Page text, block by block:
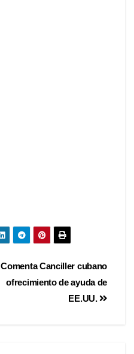
Comenta Canciller cubano
ofrecimiento de ayuda de
EE.UU.